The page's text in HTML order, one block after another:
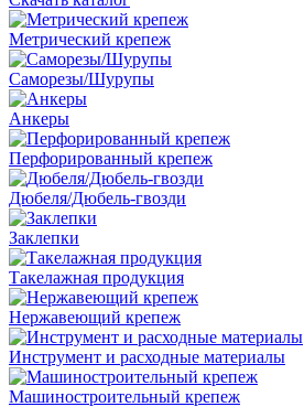
Метрический крепеж
Саморезы/Шурупы
Анкеры
Перфорированный крепеж
Дюбеля/Дюбель-гвозди
Заклепки
Такелажная продукция
Нержавеющий крепеж
Инструмент и расходные материалы
Машиностроительный крепеж